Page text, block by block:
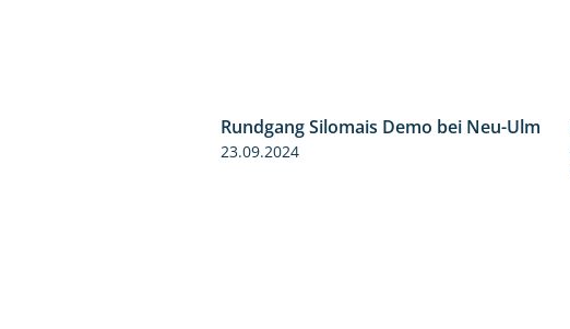
Rundgang Silomais Demo bei Neu-Ulm
23.09.2024